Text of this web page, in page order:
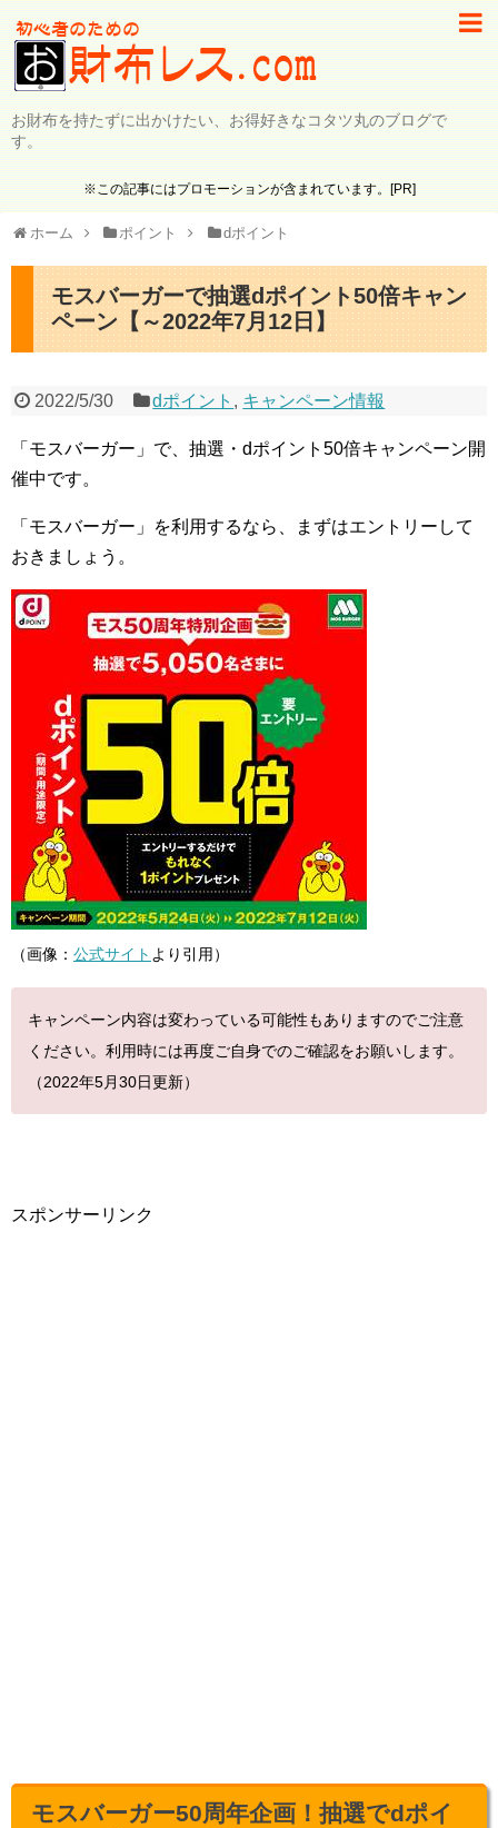
お財布を持たずに出かけたい、お得好きなコタツ丸のブログで
す。
※この記事にはプロモーションが含まれています。[PR]
ホーム ポイント dポイント
モスバーガーで抽選dポイント50倍キャン
ペーン【～2022年7月12日】
2022/5/30 dポイント , キャンペーン情報
「モスバーガー」で、抽選・dポイント50倍キャンペーン開
催中です。
「モスバーガー」を利用するなら、まずはエントリーして
おきましょう。
（画像： 公式サイト より引用）
キャンペーン内容は変わっている可能性もありますのでご注意
ください。利用時には再度ご自身でのご確認をお願いします。
（2022年5月30日更新）
スポンサーリンク
モスバーガー50周年企画！抽選でdポイ